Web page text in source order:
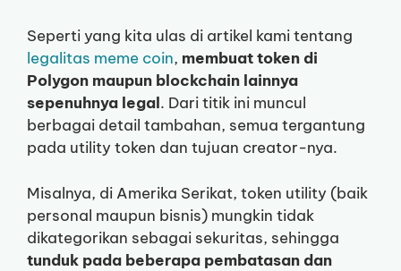
Seperti yang kita ulas di artikel kami tentang
legalitas meme coin, membuat token di
Polygon maupun blockchain lainnya
sepenuhnya legal. Dari titik ini muncul
berbagai detail tambahan, semua tergantung
pada utility token dan tujuan creator-nya.
Misalnya, di Amerika Serikat, token utility (baik
personal maupun bisnis) mungkin tidak
dikategorikan sebagai sekuritas, sehingga
tunduk pada beberapa pembatasan dan